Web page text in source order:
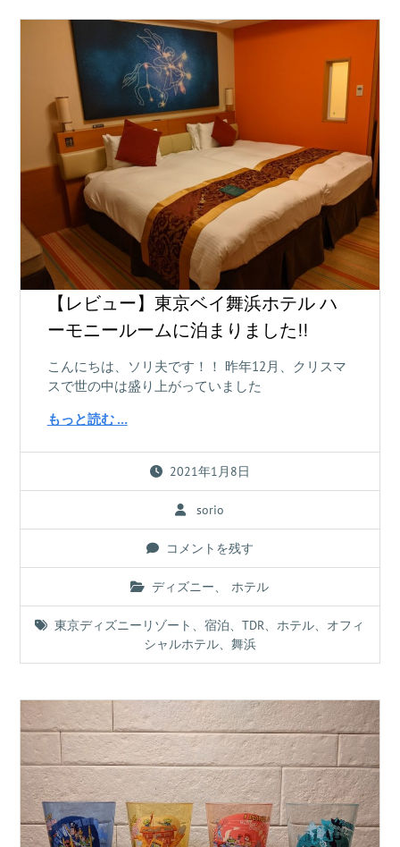
【レビュー】東京ベイ舞浜ホテル ハ
ーモニールームに泊まりました!!
こんにちは、ソリ夫です！！ 昨年12月、クリスマ
スで世の中は盛り上がっていました
もっと読む …
2021年1月8日
sorio
コメントを残す
ディズニー、 ホテル
東京ディズニーリゾート 、宿泊、TDR、ホテル、 オフィ
シャルホテル、 舞浜